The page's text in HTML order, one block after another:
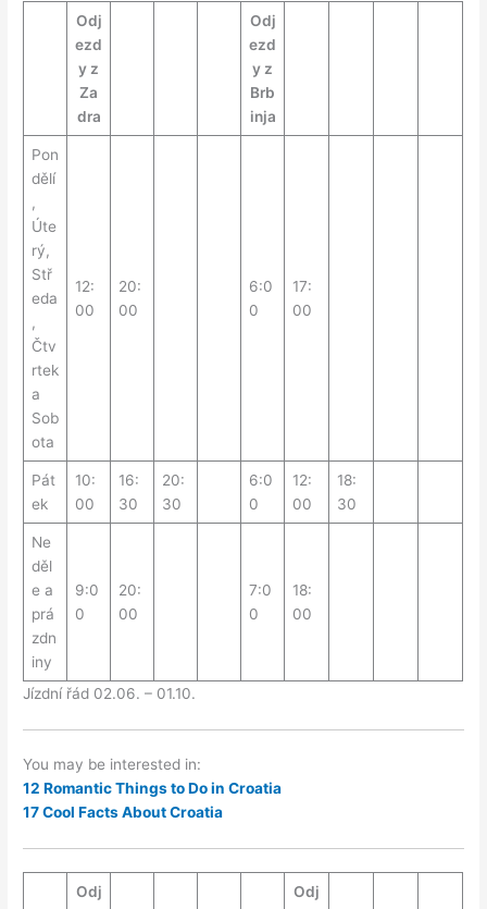
Odj
ezd
y z
Za
dra
Odj
ezd
y z
Brb
inja
Pon
dělí
,
Úte
rý,
Stř
eda
,
Čtv
rtek
a
Sob
ota
12:
00
20:
00
6:0
0
17:
00
Pát
ek
10:
00
16:
30
20:
30
6:0
0
12:
00
18:
30
Ne
děl
e a
prá
zdn
iny
9:0
0
20:
00
7:0
0
18:
00
Jízdní řád 02.06. – 01.10.
You may be interested in:
12 Romantic Things to Do in Croatia
17 Cool Facts About Croatia
Odj
Odj